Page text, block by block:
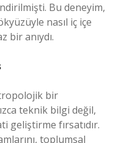
Bu deneyim,
nasıl iç içe
bir anıydı.
bir
teknik bilgi değil,
geliştirme fırsatıdır.
toplumsal